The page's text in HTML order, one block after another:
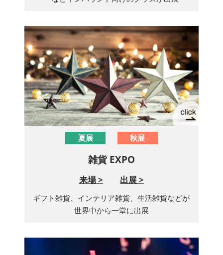
夏展 秋展
雑貨 EXPO
来場 > 出展 >
ギフト雑貨、インテリア雑貨、生活雑貨などが
世界中から一堂に出展